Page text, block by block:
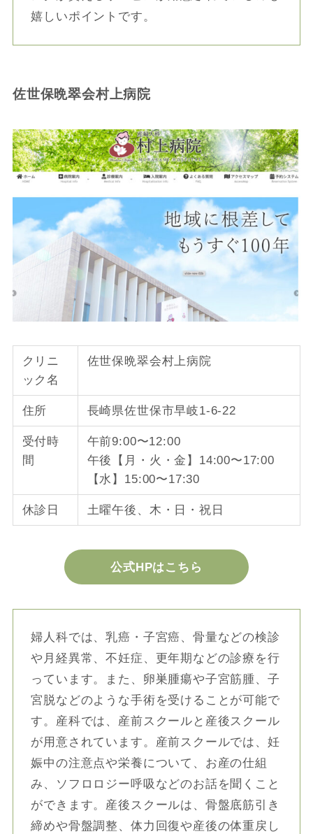
嬉しいポイントです。
佐世保晩翠会村上病院
クリニ
ック名
佐世保晩翠会村上病院
住所 長崎県佐世保市早岐1-6-22
受付時
間
午前9:00〜12:00
午後【月・火・金】14:00〜17:00
【水】15:00〜17:30
休診日 土曜午後、木・日・祝日
公式HPはこちら
婦人科では、乳癌・子宮癌、骨量などの検診
や月経異常、不妊症、更年期などの診療を行
っています。また、卵巣腫瘍や子宮筋腫、子
宮脱などのような手術を受けることが可能で
す。産科では、産前スクールと産後スクール
が用意されています。産前スクールでは、妊
娠中の注意点や栄養について、お産の仕組
み、ソフロロジー呼吸などのお話を聞くこと
ができます。産後スクールは、骨盤底筋引き
締めや骨盤調整、体力回復や産後の体重戻し